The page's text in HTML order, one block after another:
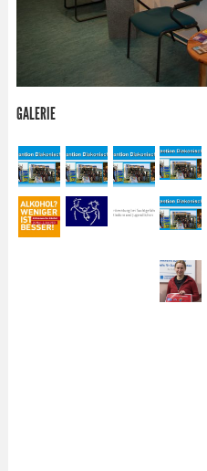
GALERIE